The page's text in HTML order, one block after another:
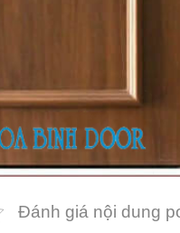
Đánh giá nội dung